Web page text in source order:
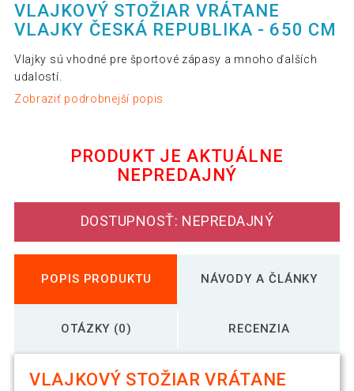
VLAJKOVÝ STOŽIAR VRÁTANE
VLAJKY ČESKÁ REPUBLIKA - 650 CM
Vlajky sú vhodné pre športové zápasy a mnoho ďalších
udalostí.
Zobraziť podrobnejší popis
PRODUKT JE AKTUÁLNE
NEPREDAJNÝ
DOSTUPNOSŤ: NEPREDAJNÝ
POPIS PRODUKTU NÁVODY A ČLÁNKY
OTÁZKY (0) RECENZIA
VLAJKOVÝ STOŽIAR VRÁTANE